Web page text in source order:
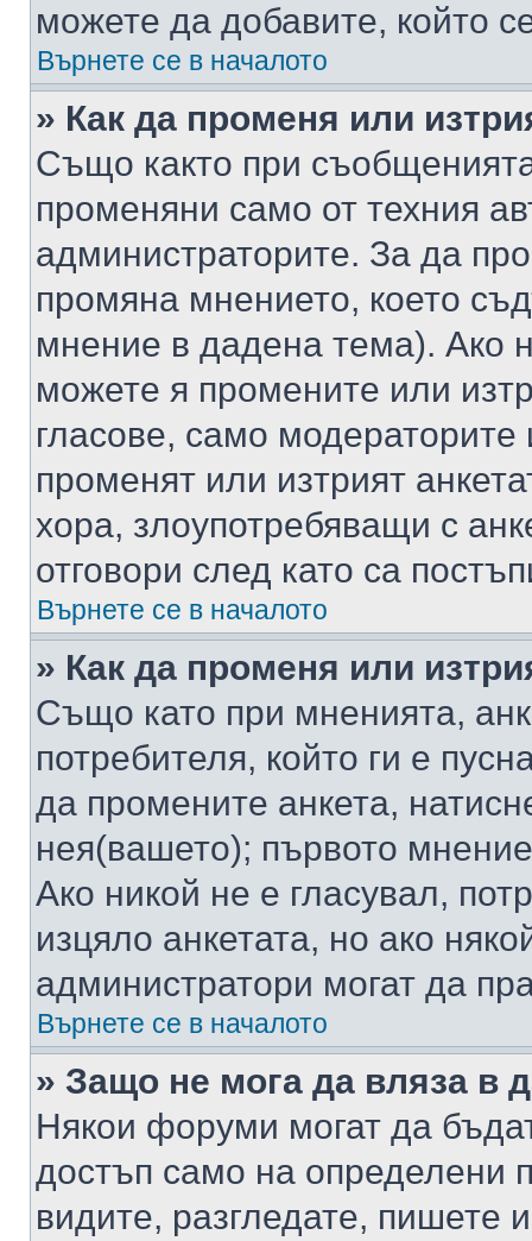
можете да добавите, който
Върнете се в началото
» Как да променя или
Също както при
променяни само от техния
администраторите. За да
промяна мнението, което
мнение в дадена тема). Ако
можете я промените или
гласове, само
променят или изтрият
хора, злоупотребяващи с
отговори след като са
Върнете се в началото
» Как да променя или
Също като при мненията,
потребителя, който ги е
да промените анкета,
нея(вашето); първото
Ако никой не е гласувал,
изцяло анкетата, но ако
администратори могат да
Върнете се в началото
» Защо не мога да вляза в
Някои форуми могат да
достъп само на определени
видите, разгледате, пишете